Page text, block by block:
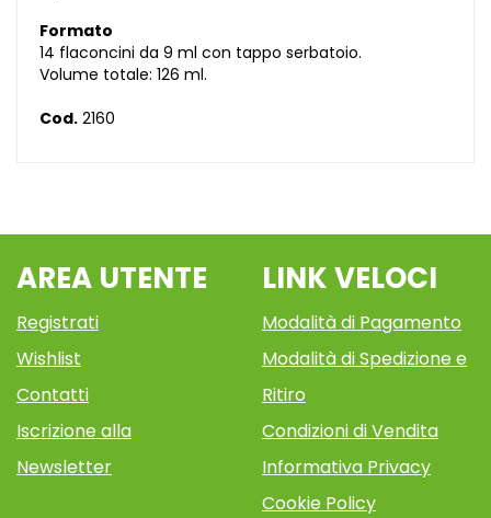
Formato
14 flaconcini da 9 ml con tappo serbatoio.
Volume totale: 126 ml.
Cod. 2160
AREA UTENTE
Registrati
Wishlist
Contatti
Iscrizione alla
Newsletter
LINK VELOCI
Modalità di Pagamento
Modalità di Spedizione e
Ritiro
Condizioni di Vendita
Informativa Privacy
Cookie Policy